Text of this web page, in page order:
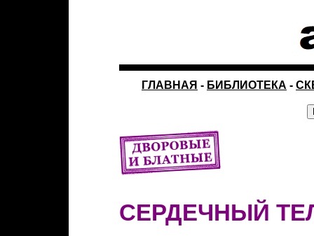
ГЛАВНАЯ - БИБЛИОТЕКА -
СЕРДЕЧНЫЙ